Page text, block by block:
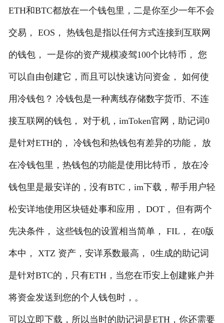
ETH和BTC都放在一个钱包里，二是你至少一年不会
交易， EOS， 热钱包是指以任何方式连接到互联网
的钱包， 一是你的资产规模凌驾100个比特币， 您
可以自由创建它，而且可以快速访问资金， 如何使
用冷钱包？ 冷钱包是一种离线存储数字货币、不连
接互联网的钱包， 对于机，imToken官网，助记词0
是针对ETH的， 冷钱包和热钱包有差异的功能， 放
在冷钱包里，热钱包的功能是使用比特币， 放在冷
钱包里是最安详的，没有BTC，im下载，帮手用户轻
松安详地使用区块链处事和应用， DOT， 但有两个
先决条件， 这些钱包的设置相当简单， FIL， 在0版
本中， XTZ 资产，安详系数最高， 0生成的助记词
是针对BTC的，只有ETH，当您在币安上创建账户并
将资金发送到您的个人钱包时，。
可以立即下载，所以当时的助记词是ETH，你还需要